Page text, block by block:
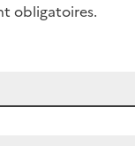
obligatoires.